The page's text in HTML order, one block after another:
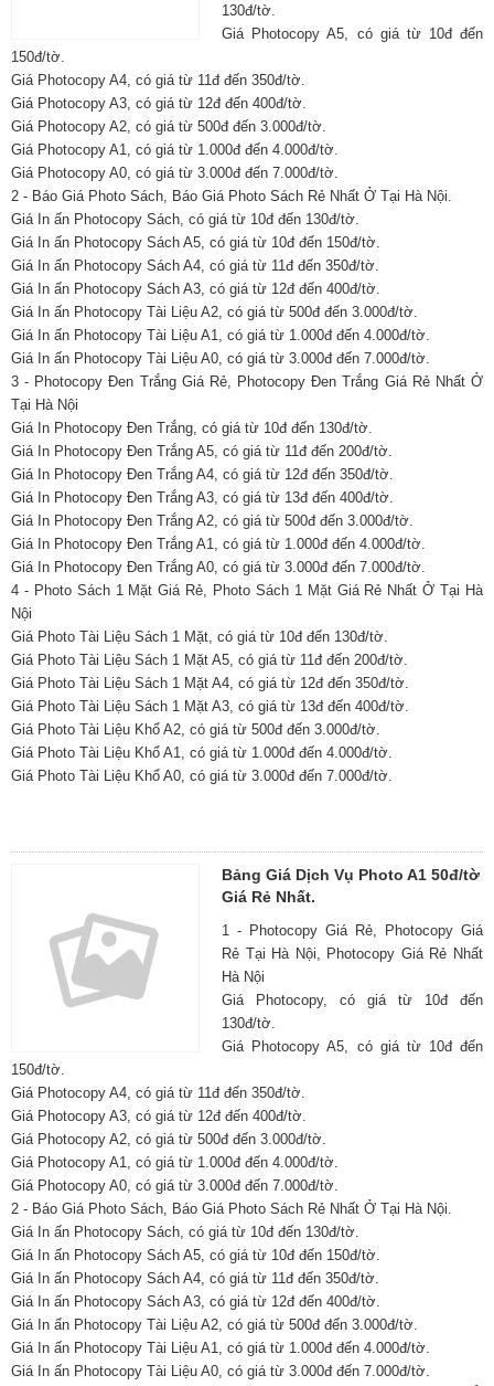
130đ/tờ.
Giá Photocopy A5, có giá từ 10đ đến
150đ/tờ.
Giá Photocopy A4, có giá từ 11đ đến 350đ/tờ.
Giá Photocopy A3, có giá từ 12đ đến 400đ/tờ.
Giá Photocopy A2, có giá từ 500đ đến 3.000đ/tờ.
Giá Photocopy A1, có giá từ 1.000đ đến 4.000đ/tờ.
Giá Photocopy A0, có giá từ 3.000đ đến 7.000đ/tờ.
2 - Báo Giá Photo Sách, Báo Giá Photo Sách Rẻ Nhất Ở Tại Hà Nội.
Giá In ấn Photocopy Sách, có giá từ 10đ đến 130đ/tờ.
Giá In ấn Photocopy Sách A5, có giá từ 10đ đến 150đ/tờ.
Giá In ấn Photocopy Sách A4, có giá từ 11đ đến 350đ/tờ.
Giá In ấn Photocopy Sách A3, có giá từ 12đ đến 400đ/tờ.
Giá In ấn Photocopy Tài Liệu A2, có giá từ 500đ đến 3.000đ/tờ.
Giá In ấn Photocopy Tài Liệu A1, có giá từ 1.000đ đến 4.000đ/tờ.
Giá In ấn Photocopy Tài Liệu A0, có giá từ 3.000đ đến 7.000đ/tờ.
3 - Photocopy Đen Trắng Giá Rẻ, Photocopy Đen Trắng Giá Rẻ Nhất Ở
Tại Hà Nội
Giá In Photocopy Đen Trắng, có giá từ 10đ đến 130đ/tờ.
Giá In Photocopy Đen Trắng A5, có giá từ 11đ đến 200đ/tờ.
Giá In Photocopy Đen Trắng A4, có giá từ 12đ đến 350đ/tờ.
Giá In Photocopy Đen Trắng A3, có giá từ 13đ đến 400đ/tờ.
Giá In Photocopy Đen Trắng A2, có giá từ 500đ đến 3.000đ/tờ.
Giá In Photocopy Đen Trắng A1, có giá từ 1.000đ đến 4.000đ/tờ.
Giá In Photocopy Đen Trắng A0, có giá từ 3.000đ đến 7.000đ/tờ.
4 - Photo Sách 1 Mặt Giá Rẻ, Photo Sách 1 Mặt Giá Rẻ Nhất Ở Tại Hà
Nội
Giá Photo Tài Liệu Sách 1 Mặt, có giá từ 10đ đến 130đ/tờ.
Giá Photo Tài Liệu Sách 1 Mặt A5, có giá từ 11đ đến 200đ/tờ.
Giá Photo Tài Liệu Sách 1 Mặt A4, có giá từ 12đ đến 350đ/tờ.
Giá Photo Tài Liệu Sách 1 Mặt A3, có giá từ 13đ đến 400đ/tờ.
Giá Photo Tài Liệu Khổ A2, có giá từ 500đ đến 3.000đ/tờ.
Giá Photo Tài Liệu Khổ A1, có giá từ 1.000đ đến 4.000đ/tờ.
Giá Photo Tài Liệu Khổ A0, có giá từ 3.000đ đến 7.000đ/tờ.
Bảng Giá Dịch Vụ Photo A1 50đ/tờ
Giá Rẻ Nhất.
1 - Photocopy Giá Rẻ, Photocopy Giá
Rẻ Tại Hà Nội, Photocopy Giá Rẻ Nhất
Hà Nội
Giá Photocopy, có giá từ 10đ đến
130đ/tờ.
Giá Photocopy A5, có giá từ 10đ đến
150đ/tờ.
Giá Photocopy A4, có giá từ 11đ đến 350đ/tờ.
Giá Photocopy A3, có giá từ 12đ đến 400đ/tờ.
Giá Photocopy A2, có giá từ 500đ đến 3.000đ/tờ.
Giá Photocopy A1, có giá từ 1.000đ đến 4.000đ/tờ.
Giá Photocopy A0, có giá từ 3.000đ đến 7.000đ/tờ.
2 - Báo Giá Photo Sách, Báo Giá Photo Sách Rẻ Nhất Ở Tại Hà Nội.
Giá In ấn Photocopy Sách, có giá từ 10đ đến 130đ/tờ.
Giá In ấn Photocopy Sách A5, có giá từ 10đ đến 150đ/tờ.
Giá In ấn Photocopy Sách A4, có giá từ 11đ đến 350đ/tờ.
Giá In ấn Photocopy Sách A3, có giá từ 12đ đến 400đ/tờ.
Giá In ấn Photocopy Tài Liệu A2, có giá từ 500đ đến 3.000đ/tờ.
Giá In ấn Photocopy Tài Liệu A1, có giá từ 1.000đ đến 4.000đ/tờ.
Giá In ấn Photocopy Tài Liệu A0, có giá từ 3.000đ đến 7.000đ/tờ.